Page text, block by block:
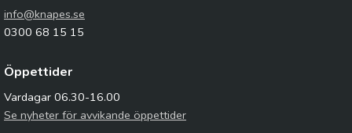
info@knapes.se
0300 68 15 15
Öppettider
Vardagar 06.30-16.00
Se nyheter för avvikande öppettider